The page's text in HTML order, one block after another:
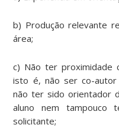
b) Produção relevante
área;
c) Não ter proximidade
isto é, não ser co-
não ter sido orientador
aluno nem tampouco
solicitante;